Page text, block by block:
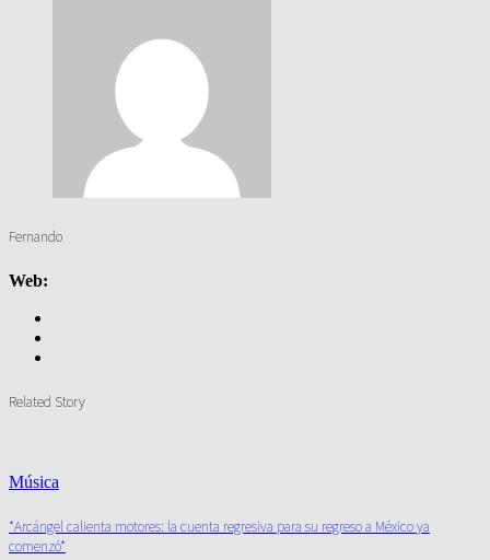
Fernando
Web:
Related Story
Música
*Arcángel calienta motores: la cuenta regresiva para su regreso a México ya
comenzó*